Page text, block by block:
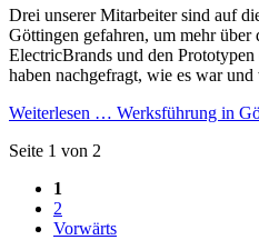
Drei unserer Mitarbeiter sind auf
Göttingen gefahren, um mehr über
ElectricBrands und den
haben nachgefragt, wie es war
Weiterlesen … Werksführung in
Seite 1 von 2
1
2
Vorwärts